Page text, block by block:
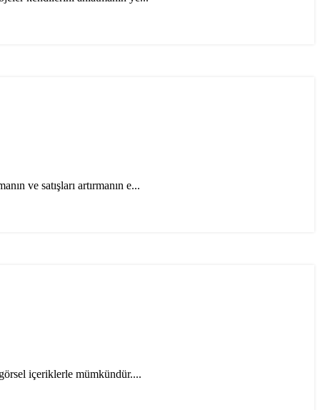
ve satışları artırmanın e...
içeriklerle mümkündür....